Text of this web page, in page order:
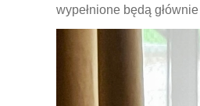
wypełnione będą